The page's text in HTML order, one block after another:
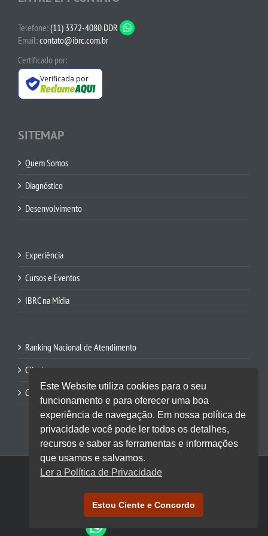
Telefone:(11) 3372-4080 DDR
Email:contato@ibrc.com.br
Certificado por:
Verificada por
SITEMAP
Quem Somos
Diagnóstico
Desenvolvimento
Experiência
Cursos e Eventos
IBRC na Mídia
Ranking Nacional de Atendimento
Clientes
Contato
© 2017 IBRC. Todos direitos reservados.
LinkedInYouTubeFacebook
Custom
Este Website utiliza cookies para o seu
funcionamento e para oferecer uma boa
experiência de navegação. Em nossa política de
privacidade você pode ler todos os detalhes,
recursos e saber as ferramentas e informações
que usamos e salvamos.
Ler a Política de Privacidade
Estou Ciente e Concordo